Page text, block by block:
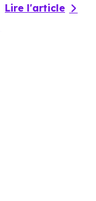
Lire l'article